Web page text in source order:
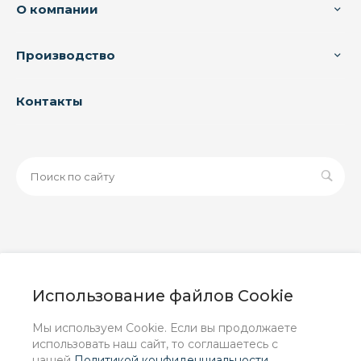
Использование файлов Cookie
Мы используем Cookie. Если вы продолжаете
использовать наш сайт, то соглашаетесь с
О компании
Производство
Контакты
информационный характер и ни при каких условиях не
положениями Статьи 437 (2) ГК РФ.